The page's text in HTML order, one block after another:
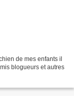
de mes enfants il
blogueurs et autres